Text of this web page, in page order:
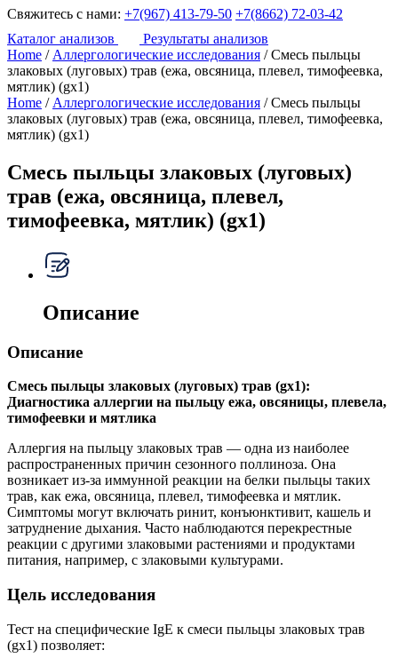
Свяжитесь с нами: +7(967) 413-79-50 +7(8662) 72-03-42
Каталог анализов
Результаты анализов
Home / Аллергологические исследования / Смесь пыльцы
злаковых (луговых) трав (ежа, овсяница, плевел, тимофеевка,
мятлик) (gx1)
Home / Аллергологические исследования / Смесь пыльцы
злаковых (луговых) трав (ежа, овсяница, плевел, тимофеевка,
мятлик) (gx1)
Смесь пыльцы злаковых (луговых)
трав (ежа, овсяница, плевел,
тимофеевка, мятлик) (gx1)
Описание
Описание
Смесь пыльцы злаковых (луговых) трав (gx1):
Диагностика аллергии на пыльцу ежа, овсяницы, плевела,
тимофеевки и мятлика
Аллергия на пыльцу злаковых трав — одна из наиболее
распространенных причин сезонного поллиноза. Она
возникает из-за иммунной реакции на белки пыльцы таких
трав, как ежа, овсяница, плевел, тимофеевка и мятлик.
Симптомы могут включать ринит, конъюнктивит, кашель и
затруднение дыхания. Часто наблюдаются перекрестные
реакции с другими злаковыми растениями и продуктами
питания, например, с злаковыми культурами.
Цель исследования
Тест на специфические IgE к смеси пыльцы злаковых трав
(gx1) позволяет: